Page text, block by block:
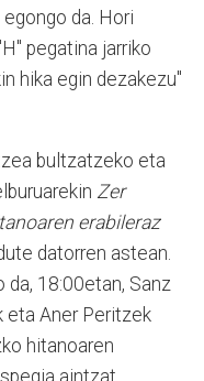
da. Hori
pegatina jarriko
hika egin dezakezu"
bultzatzeko eta
Zer
erabileraz
datorren astean.
da, 18:00etan, Sanz
eta Aner Peritzek
hitanoaren
aintzat